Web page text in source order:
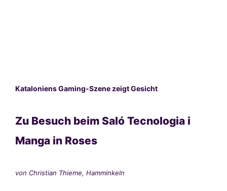
Kataloniens Gaming-Szene zeigt Gesicht
Zu Besuch beim Saló Tecnologia i
Manga in Roses
von Christian Thieme, Hamminkeln